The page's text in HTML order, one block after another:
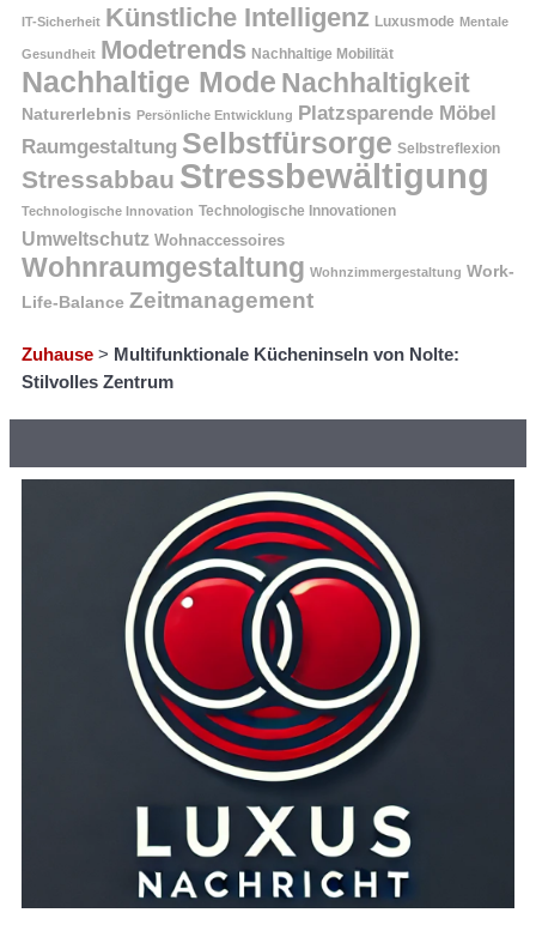
IT-Sicherheit Künstliche Intelligenz Luxusmode Mentale
Gesundheit Modetrends Nachhaltige Mobilität
Nachhaltige Mode Nachhaltigkeit
Naturerlebnis Persönliche Entwicklung Platzsparende Möbel
Raumgestaltung Selbstfürsorge Selbstreflexion
Stressabbau Stressbewältigung
Technologische Innovation Technologische Innovationen
Umweltschutz Wohnaccessoires
Wohnraumgestaltung Wohnzimmergestaltung Work-
Life-Balance Zeitmanagement
Zuhause > Multifunktionale Kücheninseln von Nolte:
Stilvolles Zentrum